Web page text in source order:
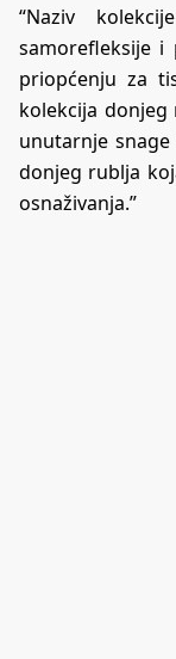
“Naziv
samorefleksije i
priopćenju za
kolekcija
unutarnje
donjeg rublja
osnaživanja.”